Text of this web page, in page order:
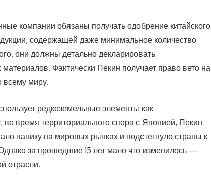
компании обязаны получать одобрение китайского
содержащей даже минимальное количество
они должны детально декларировать
Фактически Пекин получает право вето на
всему миру.
редкоземельные элементы как
во время территориального спора с Японией, Пекин
панику на мировых рынках и подстегнуло страны к
за прошедшие 15 лет мало что изменилось —
отрасли.